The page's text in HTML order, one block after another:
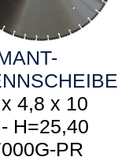
4,8 x 10
H=25,40
PR